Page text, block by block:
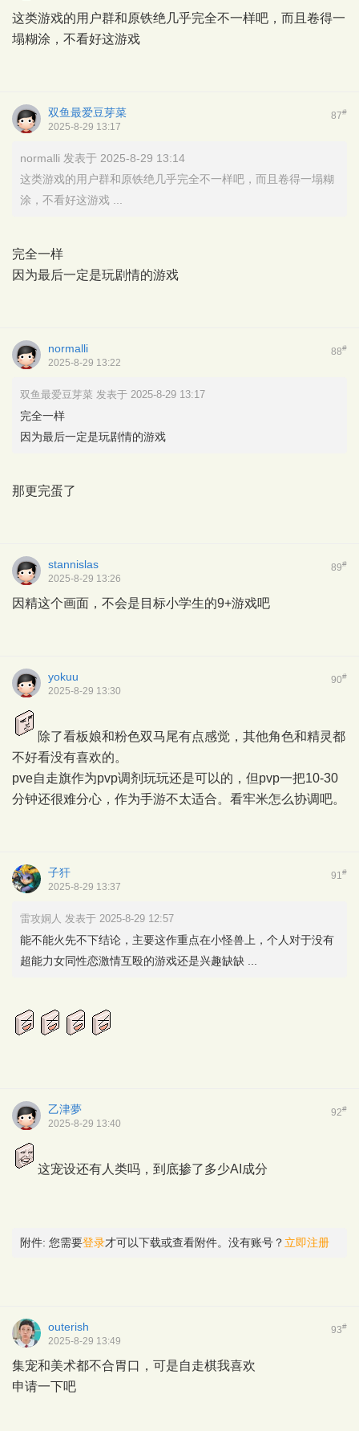
这类游戏的用户群和原铁绝几乎完全不一样吧，而且卷得一
塌糊涂，不看好这游戏
87#
双鱼最爱豆芽菜
2025-8-29 13:17
normalli 发表于 2025-8-29 13:14
这类游戏的用户群和原铁绝几乎完全不一样吧，而且卷得一塌糊
涂，不看好这游戏 ...
完全一样
因为最后一定是玩剧情的游戏
88#
normalli
2025-8-29 13:22
双鱼最爱豆芽菜 发表于 2025-8-29 13:17
完全一样
因为最后一定是玩剧情的游戏
那更完蛋了
89#
stannislas
2025-8-29 13:26
因精这个画面，不会是目标小学生的9+游戏吧
90#
yokuu
2025-8-29 13:30
除了看板娘和粉色双马尾有点感觉，其他角色和精灵都
不好看没有喜欢的。
pve自走旗作为pvp调剂玩玩还是可以的，但pvp一把10-30
分钟还很难分心，作为手游不太适合。看牢米怎么协调吧。
91#
子犴
2025-8-29 13:37
雷攻姛人 发表于 2025-8-29 12:57
能不能火先不下结论，主要这作重点在小怪兽上，个人对于没有
超能力女同性恋激情互殴的游戏还是兴趣缺缺 ...
92#
乙津夢
2025-8-29 13:40
这宠设还有人类吗，到底掺了多少AI成分
附件: 您需要登录才可以下载或查看附件。没有账号？ 立即注册
93#
outerish
2025-8-29 13:49
集宠和美术都不合胃口，可是自走棋我喜欢
申请一下吧